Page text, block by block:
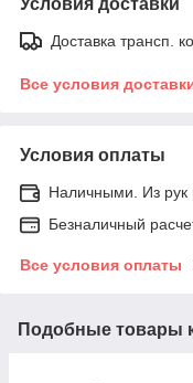
Доставка трансп.
Все условия
Условия оплаты
Наличными. Из рук
Безналичный
Все условия оплаты
Подобные товары